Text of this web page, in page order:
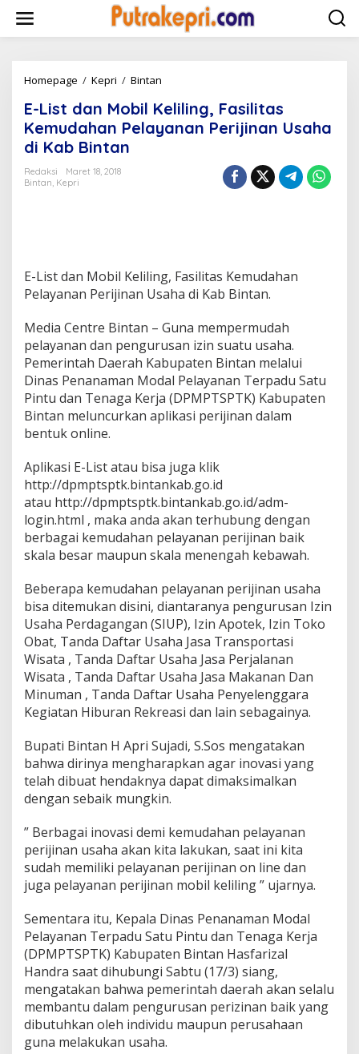
w
Homepage / Kepri / Bintan
L
i
s
K
e
i
l
i
n
g
,
F
l
i
t
s
K
e
u
d
a
h
a
n
P
e
l
a
a
n
a
n
P
r
i
j
i
n
n
U
s
a
h
a
d
i
K
a
E-List dan Mobil Keliling, Fasilitas
Kemudahan Pelayanan Perijinan Usaha
di Kab Bintan
Redaksi
Maret 18, 2018
Bintan, Kepri
E-List dan Mobil Keliling, Fasilitas Kemudahan
Pelayanan Perijinan Usaha di Kab Bintan.
Media Centre Bintan – Guna mempermudah
pelayanan dan pengurusan izin suatu usaha.
Pemerintah Daerah Kabupaten Bintan melalui
Dinas Penanaman Modal Pelayanan Terpadu Satu
Pintu dan Tenaga Kerja (DPMPTSPTK) Kabupaten
Bintan meluncurkan aplikasi perijinan dalam
bentuk online.
Aplikasi E-List atau bisa juga klik
http://dpmptsptk.bintankab.go.id
atau http://dpmptsptk.bintankab.go.id/adm-
login.html , maka anda akan terhubung dengan
berbagai kemudahan pelayanan perijinan baik
skala besar maupun skala menengah kebawah.
Beberapa kemudahan pelayanan perijinan usaha
bisa ditemukan disini, diantaranya pengurusan Izin
Usaha Perdagangan (SIUP), Izin Apotek, Izin Toko
Obat, Tanda Daftar Usaha Jasa Transportasi
Wisata , Tanda Daftar Usaha Jasa Perjalanan
Wisata , Tanda Daftar Usaha Jasa Makanan Dan
Minuman , Tanda Daftar Usaha Penyelenggara
Kegiatan Hiburan Rekreasi dan lain sebagainya.
Bupati Bintan H Apri Sujadi, S.Sos mengatakan
bahwa dirinya mengharapkan agar inovasi yang
telah dibuat hendaknya dapat dimaksimalkan
dengan sebaik mungkin.
” Berbagai inovasi demi kemudahan pelayanan
perijinan usaha akan kita lakukan, saat ini kita
sudah memiliki pelayanan perijinan on line dan
juga pelayanan perijinan mobil keliling ” ujarnya.
Sementara itu, Kepala Dinas Penanaman Modal
Pelayanan Terpadu Satu Pintu dan Tenaga Kerja
(DPMPTSPTK) Kabupaten Bintan Hasfarizal
Handra saat dihubungi Sabtu (17/3) siang,
mengatakan bahwa pemerintah daerah akan selalu
membantu dalam pengurusan perizinan baik yang
dibutuhkan oleh individu maupun perusahaan
guna melakukan usaha.